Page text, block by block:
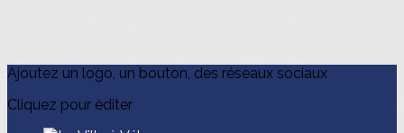
Ajoutez un logo, un bouton, des réseaux sociaux
Cliquez pour éditer